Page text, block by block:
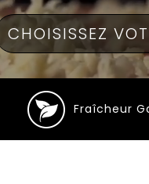
Fraîcheur